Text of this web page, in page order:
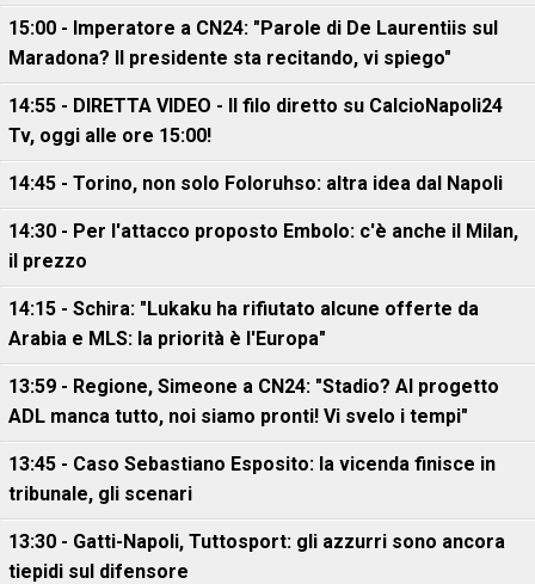
15:00 - Imperatore a CN24: "Parole di De Laurentiis sul
Maradona? Il presidente sta recitando, vi spiego"
14:55 - DIRETTA VIDEO - Il filo diretto su CalcioNapoli24
Tv, oggi alle ore 15:00!
14:45 - Torino, non solo Foloruhso: altra idea dal Napoli
14:30 - Per l'attacco proposto Embolo: c'è anche il Milan,
il prezzo
14:15 - Schira: "Lukaku ha rifiutato alcune offerte da
Arabia e MLS: la priorità è l'Europa"
13:59 - Regione, Simeone a CN24: "Stadio? Al progetto
ADL manca tutto, noi siamo pronti! Vi svelo i tempi"
13:45 - Caso Sebastiano Esposito: la vicenda finisce in
tribunale, gli scenari
13:30 - Gatti-Napoli, Tuttosport: gli azzurri sono ancora
tiepidi sul difensore